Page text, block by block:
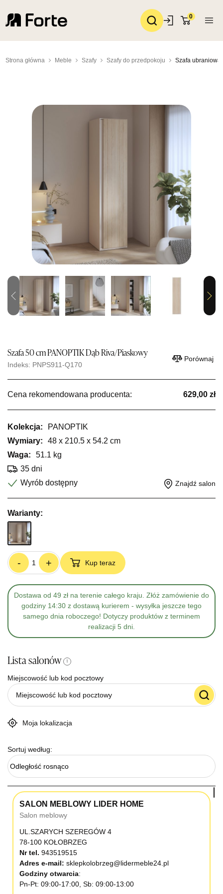
0
Strona główna Meble Szafy Szafy do przedpokoju Szafa ubraniowa
Previous Next
Szafa 50 cm PANOPTIK Dąb Riva/Piaskowy
Indeks: PNPS911-Q170
Porównaj
Cena rekomendowana producenta: 629,00 zł
Kolekcja:
PANOPTIK
Wymiary:
48 x 210.5 x 54.2 cm
Waga:
51.1 kg
35 dni
Wyrób dostępny
Znajdź salon
Warianty:
- + Kup teraz
Dostawa od 49 zł na terenie całego kraju. Złóż zamówienie do
godziny 14:30 z dostawą kurierem - wysyłka jeszcze tego
samego dnia roboczego! Dotyczy produktów z terminem
realizacji 5 dni.
Lista salonów i
Miejscowość lub kod pocztowy
Moja lokalizacja
Sortuj według:
Odległość rosnąco
SALON MEBLOWY LIDER HOME
Salon meblowy
UL.SZARYCH SZEREGÓW 4
78-100 KOŁOBRZEG
Nr tel. 943519515
Adres e-mail: sklepkolobrzeg@lidermeble24.pl
Godziny otwarcia
Pn-Pt: 09:00-17:00, Sb: 09:00-13:00